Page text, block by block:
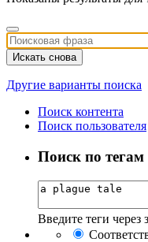
Искать снова
Другие варианты поиска
Поиск контента
Поиск пользователя
Поиск по тегам
Введите теги через